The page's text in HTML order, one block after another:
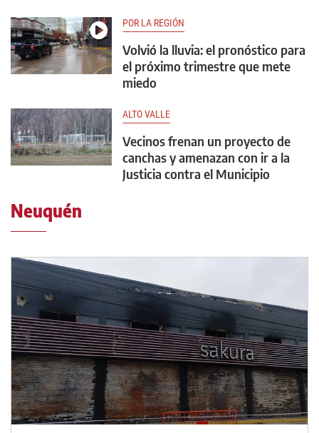
POR LA REGIÓN
Volvió la lluvia: el pronóstico para
el próximo trimestre que mete
miedo
ALTO VALLE
Vecinos frenan un proyecto de
canchas y amenazan con ir a la
Justicia contra el Municipio
Neuquén